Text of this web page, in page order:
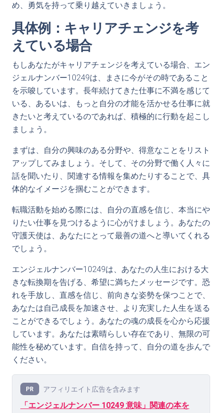
め、勇気を持って乗り越えていきましょう。
具体例：キャリアチェンジを考
えている場合
もしあなたがキャリアチェンジを考えている場合、エン
ジェルナンバー10249は、まさに今がその時であること
を示唆しています。長年続けてきた仕事に不満を感じて
いる、あるいは、もっと自分の才能を活かせる仕事に就
きたいと考えているのであれば、積極的に行動を起こし
ましょう。
まずは、自分の興味のある分野や、得意なことをリスト
アップしてみましょう。そして、その分野で働く人々に
話を聞いたり、関連する情報を集めたりすることで、具
体的なイメージを掴むことができます。
転職活動を始める際には、自分の直感を信じ、本当にや
りたい仕事を見つけるように心がけましょう。あなたの
守護天使は、あなたにとって最善の道へと導いてくれる
でしょう。
エンジェルナンバー10249は、あなたの人生における大
きな転換期を告げる、希望に満ちたメッセージです。恐
れを手放し、直感を信じ、前向きな姿勢を保つことで、
あなたは自己成長を加速させ、より充実した人生を送る
ことができるでしょう。あなたの魂の成長を心から応援
しています。あなたは素晴らしい存在であり、無限の可
能性を秘めています。自信を持って、自分の道を歩んで
ください。
PR アフィリエイト広告を含みます
「エンジェルナンバー 10249 意味」関連の本を